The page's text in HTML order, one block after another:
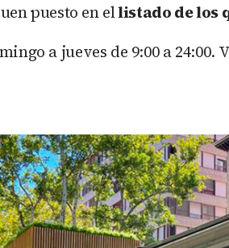
puesto en ellistado de los
a jueves de 9:00 a 24:00.